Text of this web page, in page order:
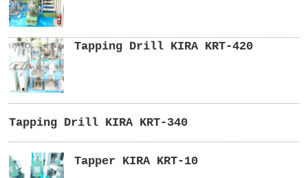
Tapping Drill KIRA KRT-420
Tapping Drill KIRA KRT-340
Tapper KIRA KRT-10